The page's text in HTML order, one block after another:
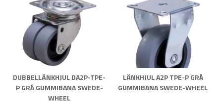
DUBBELLÄNKHJUL DA2P-TPE-
P GRÅ GUMMIBANA SWEDE-
WHEEL
LÄNKHJUL A2P TPE-P GRÅ
GUMMIBANA SWEDE-WHEEL